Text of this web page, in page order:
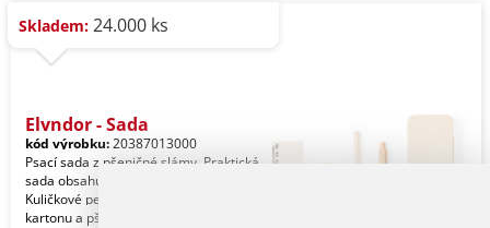
Skladem: 24.000 ks
Elyndor - Sada
kód výrobku:20387013000
Psací sada z pšeničné slámy. Praktická
sada obsahuje: - Dřevěnou tužku -
Kuličkové pero z recyklovaného
kartonu a pšenič